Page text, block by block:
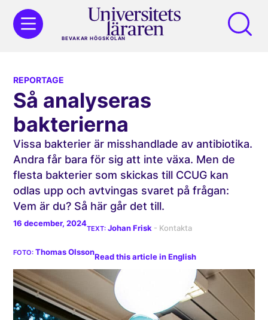
BEVAKAR HÖGSKOLAN
REPORTAGE
Så analyseras
bakterierna
Vissa bakterier är misshandlade av antibiotika.
Andra får bara för sig att inte växa. Men de
flesta bakterier som skickas till CCUG kan
odlas upp och avtvingas svaret på frågan:
Vem är du? Så här går det till.
16 december, 2024
Johan Frisk
Thomas Olsson
Read this article in English